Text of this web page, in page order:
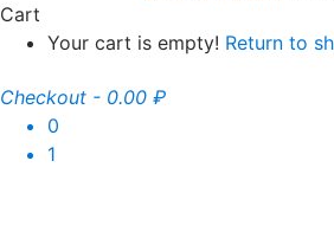
Cart
Your cart is empty! Return to
Checkout - 0.00 ₽
0
1